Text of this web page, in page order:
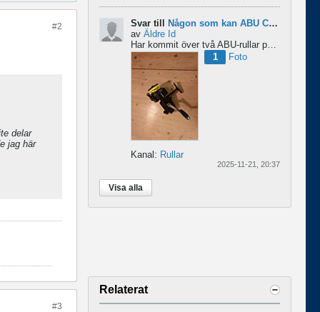
#2
delar
jag här
#3
Svar till Någon som kan ABU Cardinal och skillnader mellan äldre rullar?
av Äldre Id
1
Foto
Kanal: Rullar
2025-11-21, 20:37
Visa alla
Relaterat